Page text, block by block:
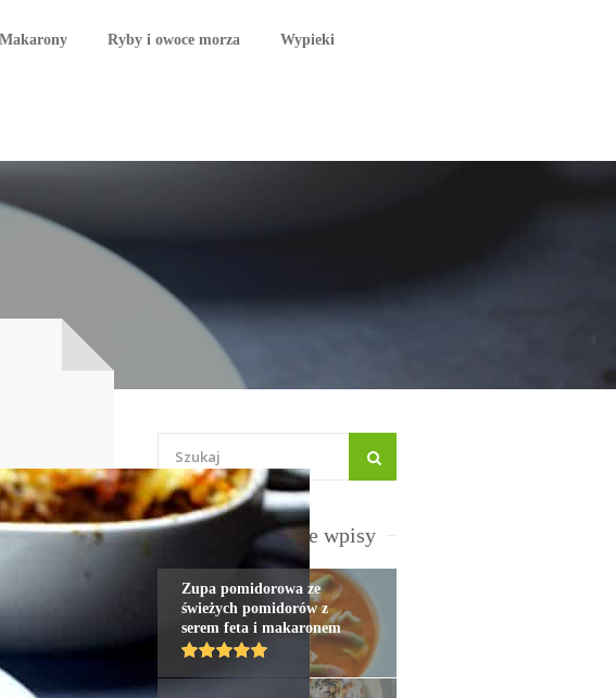
Makarony Ryby i owoce morza Wypieki
Najpopularniejsze wpisy
Zupa pomidorowa ze
świeżych pomidorów z
serem feta i makaronem